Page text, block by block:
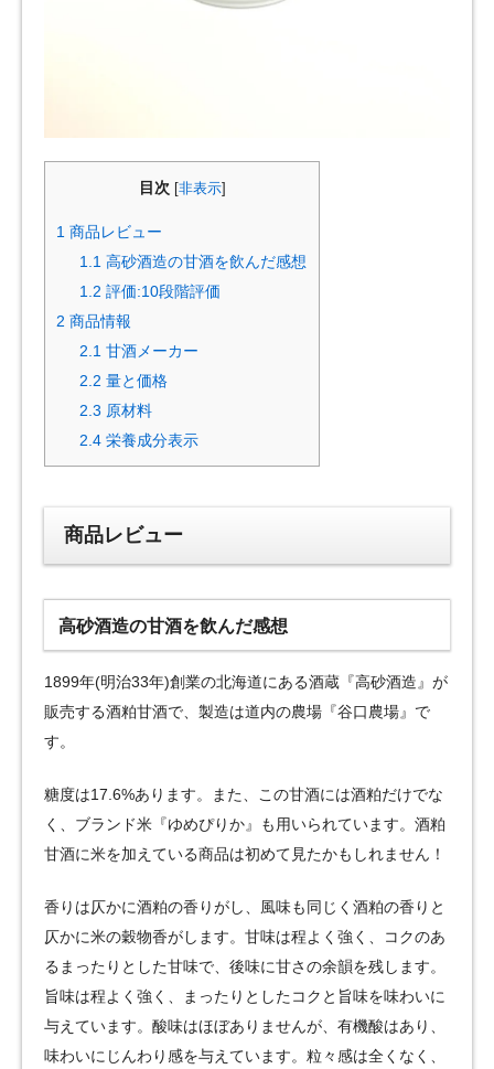
目次 非表示]
1 商品レビュー
1.1 高砂酒造の甘酒を飲んだ感想
1.2 評価:10段階評価
2 商品情報
2.1 甘酒メーカー
2.2 量と価格
2.3 原材料
2.4 栄養成分表示
商品レビュー
高砂酒造の甘酒を飲んだ感想
1899年(明治33年)創業の北海道にある酒蔵『高砂酒造』が
販売する酒粕甘酒で、製造は道内の農場『谷口農場』で
す。
糖度は17.6%あります。また、この甘酒には酒粕だけでな
く、ブランド米『ゆめぴりか』も用いられています。酒粕
甘酒に米を加えている商品は初めて見たかもしれません！
香りは仄かに酒粕の香りがし、風味も同じく酒粕の香りと
仄かに米の穀物香がします。甘味は程よく強く、コクのあ
るまったりとした甘味で、後味に甘さの余韻を残します。
旨味は程よく強く、まったりとしたコクと旨味を味わいに
与えています。酸味はほぼありませんが、有機酸はあり、
味わいにじんわり感を与えています。粒々感は全くなく、